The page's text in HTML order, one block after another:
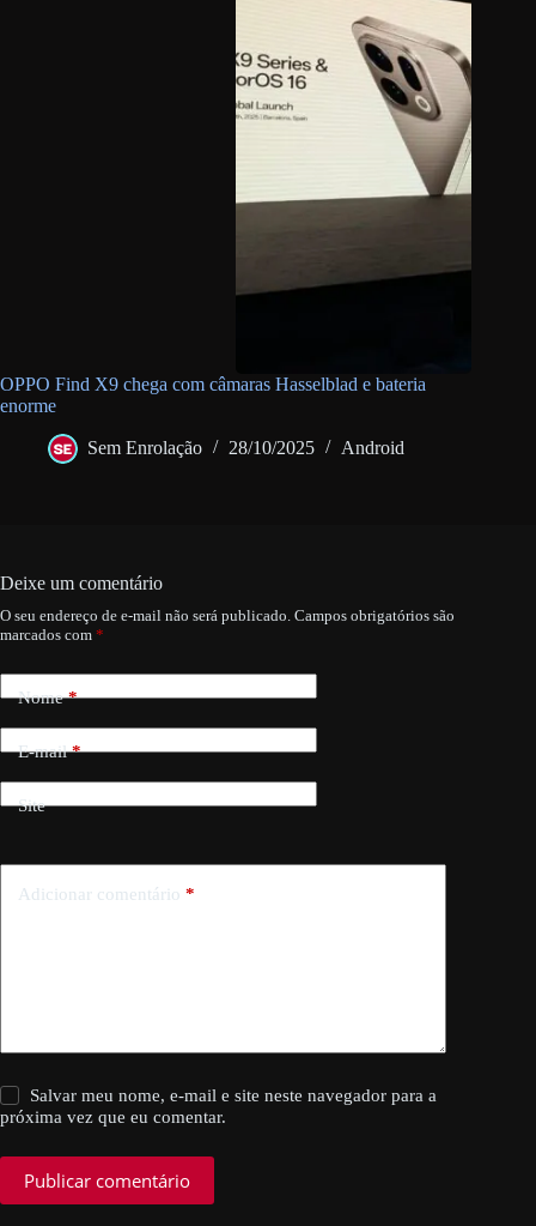
OPPO Find X9 chega com câmaras Hasselblad e bateria
enorme
Sem Enrolação 28/10/2025 Android
Deixe um comentário
O seu endereço de e-mail não será publicado. Campos obrigatórios são
marcados com *
Nome*
E-mail*
Site
Adicionar comentário *
Salvar meu nome, e-mail e site neste navegador para a
próxima vez que eu comentar.
Publicar comentário